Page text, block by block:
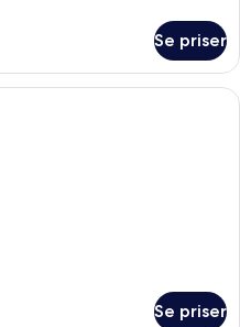
Se priser
Suite – senior | Skrivebord,
Se priser